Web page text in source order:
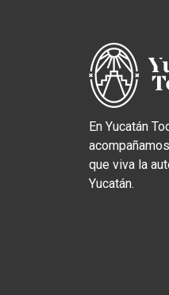
En Yucatán
que viva la
Yucatán.